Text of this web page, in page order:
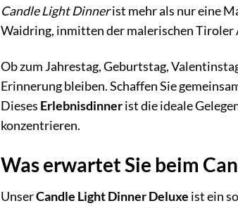
Candle Light Dinnerist mehr als nur eine
Waidring, inmitten der malerischen Tiroler
Ob zum Jahrestag, Geburtstag,
Erinnerung bleiben. Schaffen Sie
Dieses Erlebnisdinnerist die ideale
konzentrieren.
Was erwartet Sie beim
UnserCandle Light Dinner Deluxe ist ein